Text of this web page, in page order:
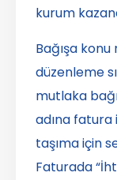
kurum
Bağışa
düzenleme
mutlaka
adına
taşıma için
Faturada